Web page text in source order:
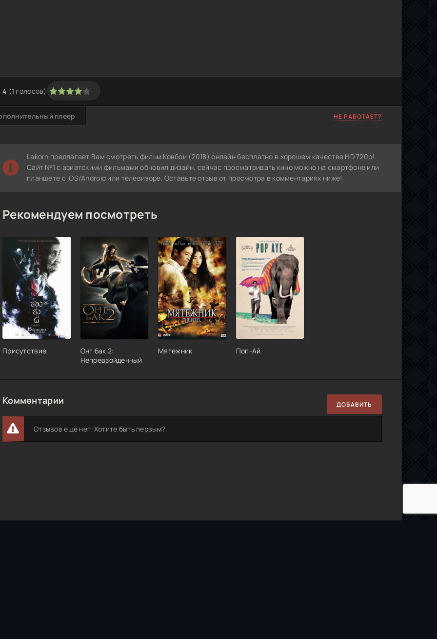
4 (1 голосов)
1 2 3 4 5
плеер НЕ РАБОТАЕТ?
Lakorn предлагает Вам смотреть фильм Ковбои (2018) онлайн бесплатно в хорошем качестве HD 720p!
Сайт №1 с азиатскими фильмами обновил дизайн, сейчас просматривать кино можно на смартфоне или
планшете с iOS/Android или телевизоре. Оставьте отзыв от просмотра в комментариях ниже!
Рекомендуем посмотреть
Присутствие
Онг бак 2:
Непревзойденный
Мятежник Поп-Ай
Комментарии ДОБАВИТЬ
Отзывов ещё нет. Хотите быть первым?